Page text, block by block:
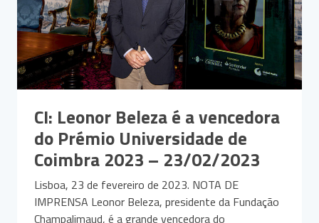
CI: Leonor Beleza é a vencedora
do Prémio Universidade de
Coimbra 2023 – 23/02/2023
Lisboa, 23 de fevereiro de 2023. NOTA DE
IMPRENSA Leonor Beleza, presidente da Fundação
Champalimaud, é a grande vencedora do